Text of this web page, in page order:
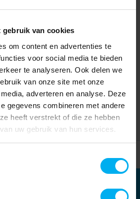
gebruik van cookies
om content en advertenties te
voor social media te bieden
te analyseren. Ook delen we
van onze site met onze
adverteren en analyse. Deze
gegevens combineren met andere
heeft verstrekt of die ze hebben
uw gebruik van hun services.